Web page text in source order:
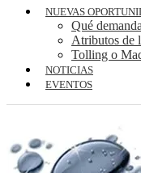
NUEVAS
Qué
Atributos de
Tolling o
NOTICIAS
EVENTOS